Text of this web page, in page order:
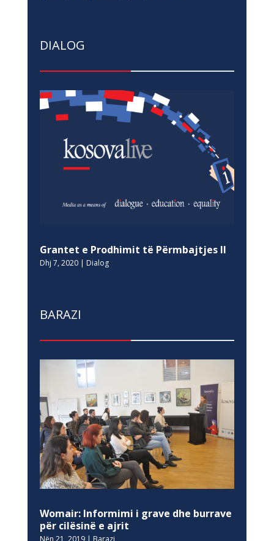
DIALOG
Grantet e Prodhimit të Përmbajtjes II
Dhj 7, 2020| Dialog
BARAZI
Womair: Informimi i grave dhe burrave
për cilësinë e ajrit